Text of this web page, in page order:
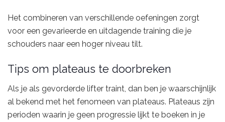
Het combineren van verschillende oefeningen zorgt
voor een gevarieerde en uitdagende training die je
schouders naar een hoger niveau tilt.
Tips om plateaus te doorbreken
Als je als gevorderde lifter traint, dan ben je waarschijnlijk
al bekend met het fenomeen van plateaus. Plateaus zijn
perioden waarin je geen progressie lijkt te boeken in je